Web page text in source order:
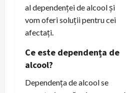
al dependenței de alcool și
vom oferi soluții pentru cei
afectați.
Ce este dependența de
alcool?
Dependența de alcool se